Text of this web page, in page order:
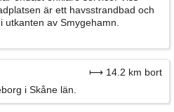
är ett havsstrandbad och
av Smygehamn.
⟼ 14.2 km bort
i Skåne län.